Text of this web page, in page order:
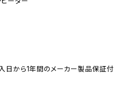
日から1年間のメーカー製品保証付